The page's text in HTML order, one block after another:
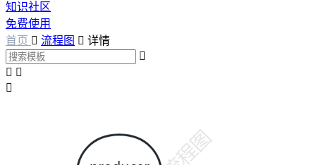
知识社区
免费使用
首页  流程图  详情

 
